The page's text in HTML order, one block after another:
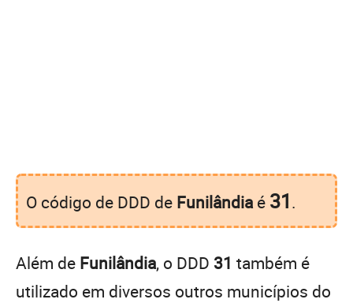
O código de DDD de Funilândia é 31.
Além de Funilândia, o DDD 31 também é
utilizado em diversos outros municípios do